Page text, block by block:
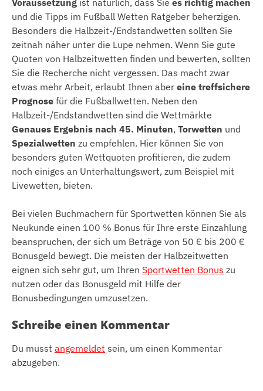
und die Tipps im Fußball Wetten Ratgeber beherzigen.
Besonders die Halbzeit-/Endstandwetten sollten Sie
zeitnah näher unter die Lupe nehmen. Wenn Sie gute
Quoten von Halbzeitwetten finden und bewerten, sollten
Sie die Recherche nicht vergessen. Das macht zwar
etwas mehr Arbeit, erlaubt Ihnen aber eine treffsichere
Prognose für die Fußballwetten. Neben den
Halbzeit-/Endstandwetten sind die Wettmärkte
Genaues Ergebnis nach 45. Minuten, Torwetten und
Spezialwetten zu empfehlen. Hier können Sie von
besonders guten Wettquoten profitieren, die zudem
noch einiges an Unterhaltungswert, zum Beispiel mit
Livewetten, bieten.
Bei vielen Buchmachern für Sportwetten können Sie als
Neukunde einen 100 % Bonus für Ihre erste Einzahlung
beanspruchen, der sich um Beträge von 50 € bis 200 €
Bonusgeld bewegt. Die meisten der Halbzeitwetten
eignen sich sehr gut, um Ihren Sportwetten Bonus zu
nutzen oder das Bonusgeld mit Hilfe der
Bonusbedingungen umzusetzen.
Schreibe einen Kommentar
Du musst angemeldet sein, um einen Kommentar
abzugeben.